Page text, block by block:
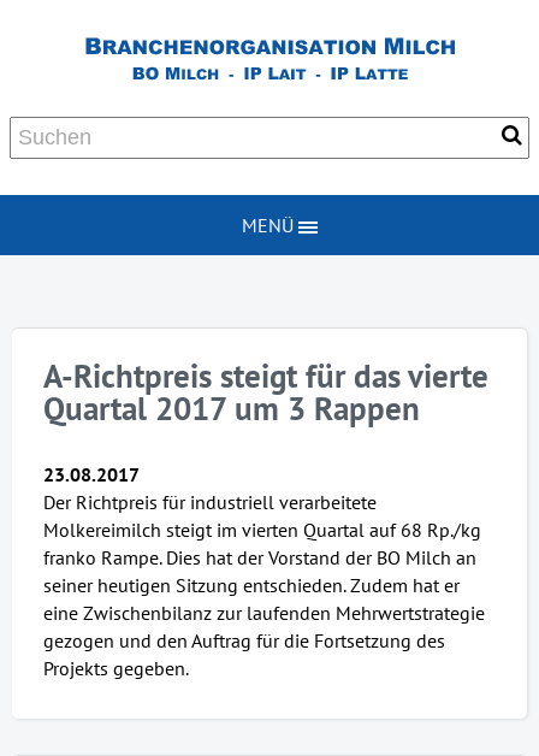
MENÜ
A-Richtpreis steigt für das vierte
Quartal 2017 um 3 Rappen
23.08.2017
Der Richtpreis für industriell verarbeitete
Molkereimilch steigt im vierten Quartal auf 68 Rp./kg
franko Rampe. Dies hat der Vorstand der BO Milch an
seiner heutigen Sitzung entschieden. Zudem hat er
eine Zwischenbilanz zur laufenden Mehrwertstrategie
gezogen und den Auftrag für die Fortsetzung des
Projekts gegeben.